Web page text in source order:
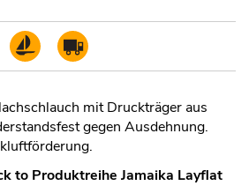
mit Druckträger aus
gegen Ausdehnung.
to Produktreihe Jamaika Layflat